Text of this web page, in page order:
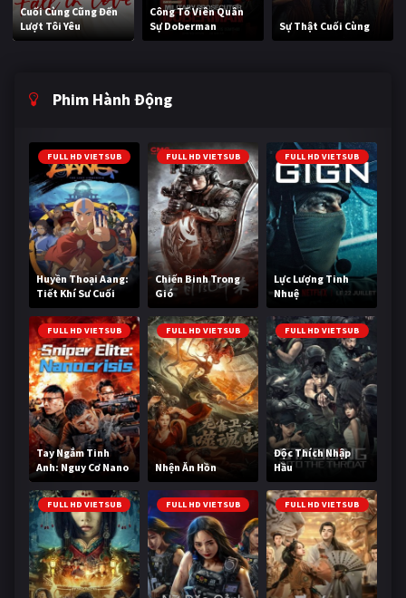
Cuối Cùng Cũng Đến
Lượt Tôi Yêu
Công Tố Viên Quân
Sự Doberman
Sự Thật Cuối Cùng
Phim Hành Động
FULL HD VIETSUB
Huyền Thoại Aang:
Tiết Khí Sư Cuối
Cùng
FULL HD VIETSUB
Chiến Binh Trong
Gió
FULL HD VIETSUB
Lực Lượng Tinh
Nhuệ
FULL HD VIETSUB
Tay Ngắm Tinh
Anh: Nguy Cơ Nano
FULL HD VIETSUB
Nhện Ăn Hồn
FULL HD VIETSUB
Độc Thích Nhập
Hầu
FULL HD VIETSUB FULL HD VIETSUB FULL HD VIETSUB